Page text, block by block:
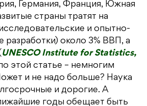
Германия, Франция, Южная
страны тратят на
и опытно-
разработки) около 3% ВВП, а
UNESCO Institute for Statistics,
этой статье – немногим
и не надо больше? Наука
и дорогие. А
годы обещает быть